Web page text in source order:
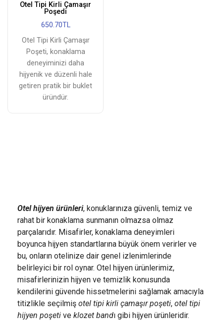
Otel Tipi Kirli Çamaşır
Poşedi
650.70TL
Otel Tipi Kirli Çamaşır
Poşeti, konaklama
deneyiminizi daha
hijyenik ve düzenli hale
getiren pratik bir buklet
üründür.
Otel hijyen ürünleri, konuklarınıza güvenli, temiz ve
rahat bir konaklama sunmanın olmazsa olmaz
parçalarıdır. Misafirler, konaklama deneyimleri
boyunca hijyen standartlarına büyük önem verirler ve
bu, onların otelinize dair genel izlenimlerinde
belirleyici bir rol oynar. Otel hijyen ürünlerimiz,
misafirlerinizin hijyen ve temizlik konusunda
kendilerini güvende hissetmelerini sağlamak amacıyla
titizlikle seçilmiş otel tipi kirli çamaşır poşeti, otel tipi
hijyen poşeti ve klozet bandı gibi hijyen ürünleridir.